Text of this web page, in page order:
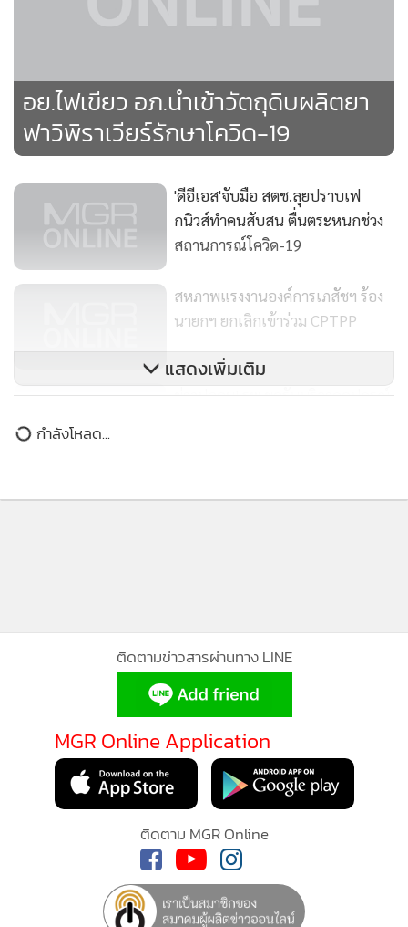
อย.ไฟเขียว อภ.นำเข้าวัตถุดิบผลิตยา
ฟาวิพิราเวียร์รักษาโควิด-19
'ดีอีเอส'จับมือ สตช.ลุยปราบเฟ
กนิวส์ทำคนสับสน ตื่นตระหนกช่วง
สถานการณ์โควิด-19
115
สหภาพแรงงานองค์การเภสัชฯ ร้อง
นายกฯ ยกเลิกเข้าร่วม CPTPP
ข่าวปลอม! รพ.ขอรับบริจาคอุปกรณ์
แสดงเพิ่มเติม
กำลังโหลด...
ติดตามข่าวสารผ่านทาง LINE
MGR Online Application
ติดตาม MGR Online